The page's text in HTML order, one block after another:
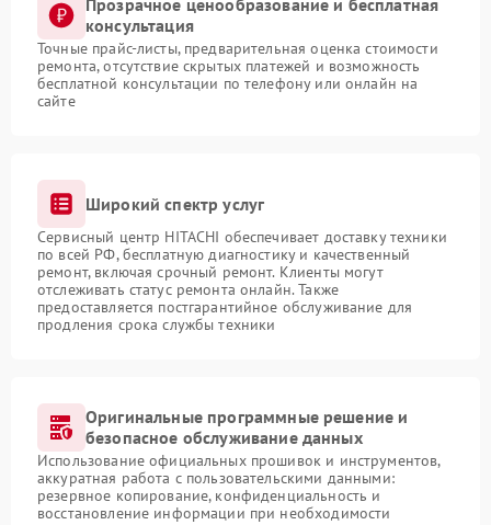
Прозрачное ценообразование и бесплатная
консультация
Точные прайс-листы, предварительная оценка стоимости
ремонта, отсутствие скрытых платежей и возможность
бесплатной консультации по телефону или онлайн на
сайте
Широкий спектр услуг
Сервисный центр HITACHI обеспечивает доставку техники
по всей РФ, бесплатную диагностику и качественный
ремонт, включая срочный ремонт. Клиенты могут
отслеживать статус ремонта онлайн. Также
предоставляется постгарантийное обслуживание для
продления срока службы техники
Оригинальные программные решение и
безопасное обслуживание данных
Использование официальных прошивок и инструментов,
аккуратная работа с пользовательскими данными:
резервное копирование, конфиденциальность и
восстановление информации при необходимости